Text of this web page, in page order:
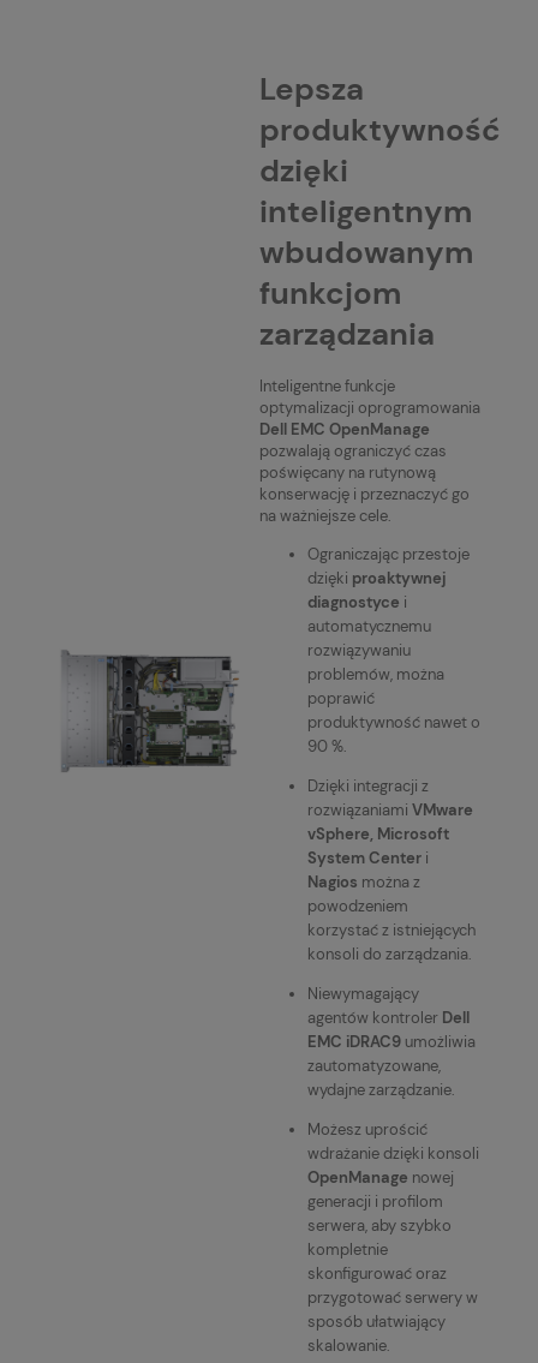
Lepsza
produktywność
dzięki
inteligentnym
wbudowanym
funkcjom
zarządzania
Inteligentne funkcje
optymalizacji oprogramowania
Dell EMC OpenManage
pozwalają ograniczyć czas
poświęcany na rutynową
konserwację i przeznaczyć go
na ważniejsze cele.
Ograniczając przestoje
dzięki proaktywnej
diagnostyce i
automatycznemu
rozwiązywaniu
problemów, można
poprawić
produktywność nawet o
90 %.
Dzięki integracji z
rozwiązaniami VMware
vSphere, Microsoft
System Center i
Nagios można z
powodzeniem
korzystać z istniejących
konsoli do zarządzania.
Niewymagający
agentów kontroler Dell
EMC iDRAC9 umożliwia
zautomatyzowane,
wydajne zarządzanie.
Możesz uprościć
wdrażanie dzięki konsoli
OpenManage nowej
generacji i profilom
serwera, aby szybko
kompletnie
skonfigurować oraz
przygotować serwery w
sposób ułatwiający
skalowanie.